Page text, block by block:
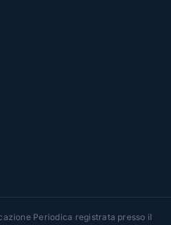
Periodica registrata presso il